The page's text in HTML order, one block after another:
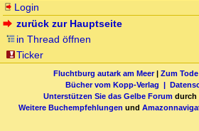
Login
zurück zur Hauptseite
in Thread öffnen
Ticker
Fluchtburg autark am Meer| Zum
Bücher vom Kopp-Verlag |
Unterstützen Sie das Gelbe Forum durch
Weitere Buchempfehlungen und